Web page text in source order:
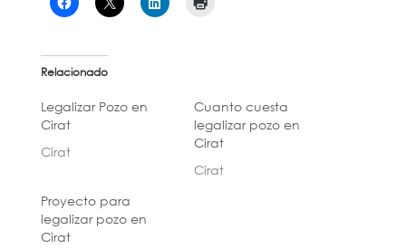
Relacionado
Legalizar Pozo en
Cirat
Cirat
Cuanto cuesta
legalizar pozo en
Cirat
Cirat
Proyecto para
legalizar pozo en
Cirat